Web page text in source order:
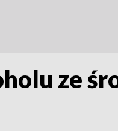
ze